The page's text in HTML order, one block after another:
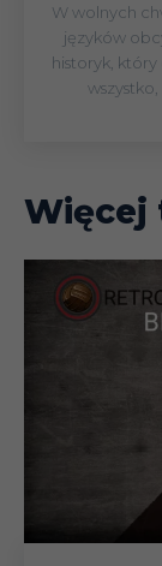
W wolnych
języków
historyk, który
wszystko,
Więcej